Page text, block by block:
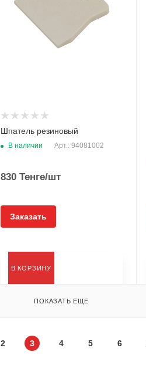
Шпатель резиновый
В наличии Арт.: 94081002
830 Тенге/шт
Заказать
В КОРЗИНУ
ПОКАЗАТЬ ЕЩЕ
2 3 4 5 6